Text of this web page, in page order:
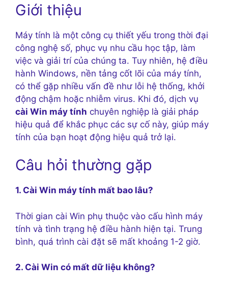
Giới thiệu
Máy tính là một công cụ thiết yếu trong thời đại
công nghệ số, phục vụ nhu cầu học tập, làm
việc và giải trí của chúng ta. Tuy nhiên, hệ điều
hành Windows, nền tảng cốt lõi của máy tính,
có thể gặp nhiều vấn đề như lỗi hệ thống, khởi
động chậm hoặc nhiễm virus. Khi đó, dịch vụ
cài Win máy tính chuyên nghiệp là giải pháp
hiệu quả để khắc phục các sự cố này, giúp máy
tính của bạn hoạt động hiệu quả trở lại.
Câu hỏi thường gặp
1. Cài Win máy tính mất bao lâu?
Thời gian cài Win phụ thuộc vào cấu hình máy
tính và tình trạng hệ điều hành hiện tại. Trung
bình, quá trình cài đặt sẽ mất khoảng 1-2 giờ.
2. Cài Win có mất dữ liệu không?